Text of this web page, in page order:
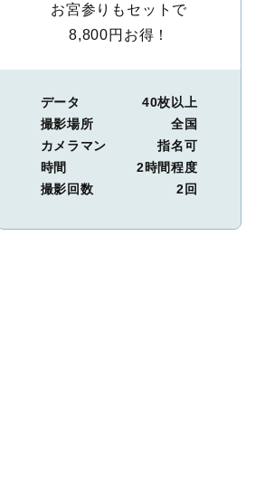
お宮参りもセットで
8,800円お得！
データ
40枚以上
撮影場所
全国
カメラマン
指名可
時間
2時間程度
撮影回数
2回